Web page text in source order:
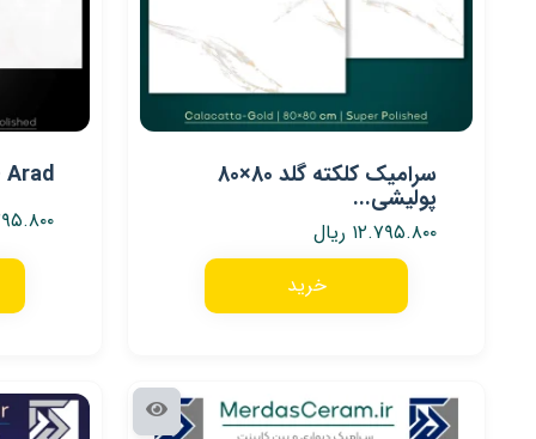
سرامیک کلکته گلد 80×80
پولیشی...
۱۲.۷۹۵.۸۰۰ ریال
خرید
Arad – سرامیک آراد سوپر...